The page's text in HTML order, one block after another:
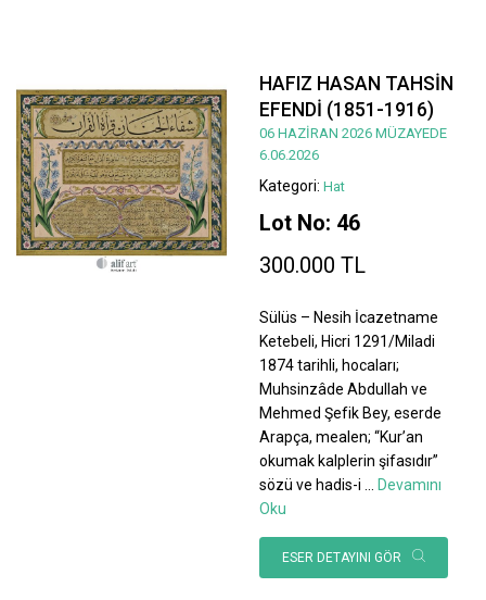
HAFIZ HASAN TAHSİN
EFENDİ (1851-1916)
06 HAZİRAN 2026 MÜZAYEDE
6.06.2026
Kategori: Hat
Lot No: 46
300.000 TL
Sülüs – Nesih İcazetname
Ketebeli, Hicri 1291/Miladi
1874 tarihli, hocaları;
Muhsinzâde Abdullah ve
Mehmed Şefik Bey, eserde
Arapça, mealen; “Kur’an
okumak kalplerin şifasıdır”
sözü ve hadis-i ... Devamını
Oku
ESER DETAYINI GÖR